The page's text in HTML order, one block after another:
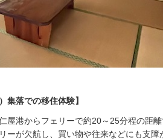
集落での移住体験】
屋港からフェリーで約20～25分程の距
ーが欠航し、買い物や往来などにも支